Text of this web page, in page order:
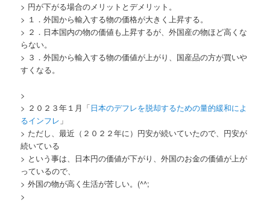
> 円が下がる場合のメリットとデメリット。
> １．外国から輸入する物の価格が大きく上昇する。
> ２．日本国内の物の価値も上昇するが、外国産の物ほど高くな
らない。
> ３．外国から輸入する物の価値が上がり、国産品の方が買いや
すくなる。
>
> ２０２３年１月「日本のデフレを脱却するための量的緩和によ
るインフレ 」
> ただし、最近（２０２２年に）円安が続いていたので、円安が
続いている
> という事は、日本円の価値が下がり、外国のお金の価値が上が
っているので、
> 外国の物が高く生活が苦しい。(^^;
>